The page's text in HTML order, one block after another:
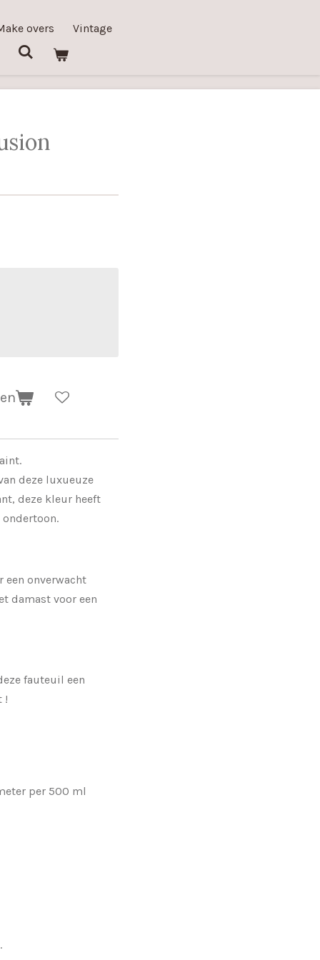
overs Vintage
Paint.
deze luxueuze
deze kleur heeft
een onverwacht
damast voor een
fauteuil een
!
per 500 ml